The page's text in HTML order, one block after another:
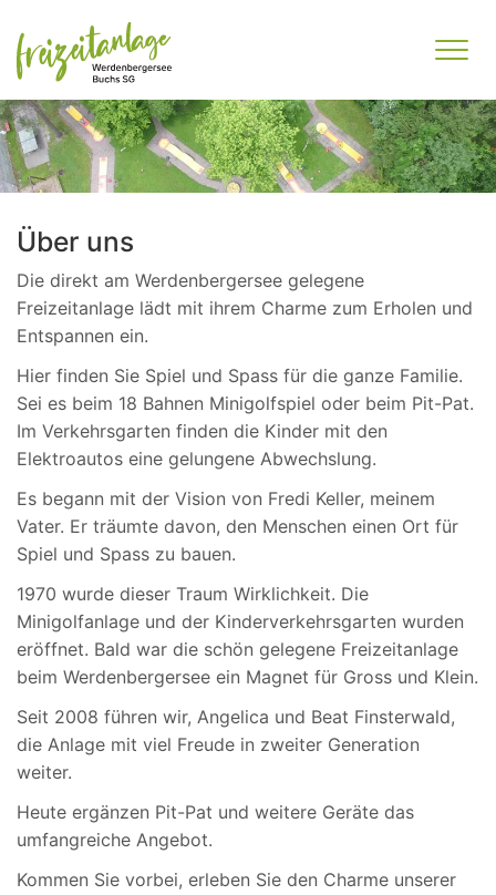
Über uns
Die direkt am Werdenbergersee gelegene
Freizeitanlage lädt mit ihrem Charme zum Erholen und
Entspannen ein.
Hier finden Sie Spiel und Spass für die ganze Familie.
Sei es beim 18 Bahnen Minigolfspiel oder beim Pit-Pat.
Im Verkehrsgarten finden die Kinder mit den
Elektroautos eine gelungene Abwechslung.
Es begann mit der Vision von Fredi Keller, meinem
Vater. Er träumte davon, den Menschen einen Ort für
Spiel und Spass zu bauen.
1970 wurde dieser Traum Wirklichkeit. Die
Minigolfanlage und der Kinderverkehrsgarten wurden
eröffnet. Bald war die schön gelegene Freizeitanlage
beim Werdenbergersee ein Magnet für Gross und Klein.
Seit 2008 führen wir, Angelica und Beat Finsterwald,
die Anlage mit viel Freude in zweiter Generation
weiter.
Heute ergänzen Pit-Pat und weitere Geräte das
umfangreiche Angebot.
Kommen Sie vorbei, erleben Sie den Charme unserer